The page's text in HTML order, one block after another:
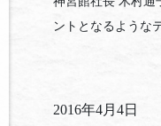
ントとなるような
2016年4月4日